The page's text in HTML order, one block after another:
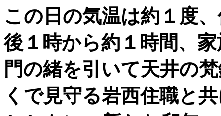
この日の気温は約１度
後１時から約１時間、
門の緒を引いて天井の
くで見守る岩西住職と